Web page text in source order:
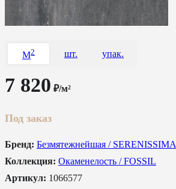
M2 шт. упак.
7 820 ₽/м²
Под заказ
Бренд: Безмятежнейшая / SERENISSIMA
Коллекция: Окаменелость / FOSSIL
Артикул: 1066577